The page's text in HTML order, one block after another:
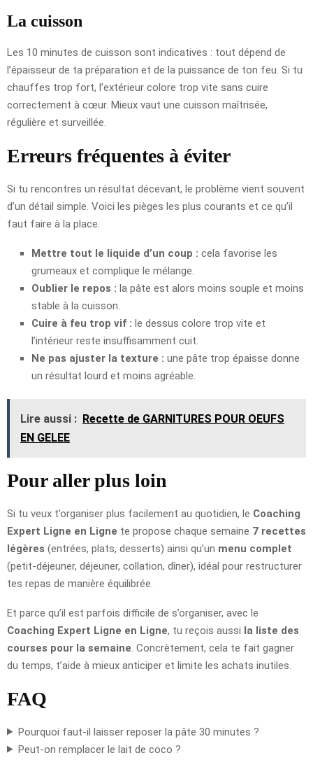
La cuisson
Les 10 minutes de cuisson sont indicatives : tout dépend de
l’épaisseur de ta préparation et de la puissance de ton feu. Si tu
chauffes trop fort, l’extérieur colore trop vite sans cuire
correctement à cœur. Mieux vaut une cuisson maîtrisée,
régulière et surveillée.
Erreurs fréquentes à éviter
Si tu rencontres un résultat décevant, le problème vient souvent
d’un détail simple. Voici les pièges les plus courants et ce qu’il
faut faire à la place.
Mettre tout le liquide d’un coup : cela favorise les
grumeaux et complique le mélange.
Oublier le repos : la pâte est alors moins souple et moins
stable à la cuisson.
Cuire à feu trop vif : le dessus colore trop vite et
l’intérieur reste insuffisamment cuit.
Ne pas ajuster la texture : une pâte trop épaisse donne
un résultat lourd et moins agréable.
Lire aussi : Recette de GARNITURES POUR OEUFS
EN GELEE
Pour aller plus loin
Si tu veux t’organiser plus facilement au quotidien, le Coaching
Expert Ligne en Ligne te propose chaque semaine 7 recettes
légères (entrées, plats, desserts) ainsi qu’un menu complet
(petit-déjeuner, déjeuner, collation, dîner), idéal pour restructurer
tes repas de manière équilibrée.
Et parce qu’il est parfois difficile de s’organiser, avec le
Coaching Expert Ligne en Ligne, tu reçois aussi la liste des
courses pour la semaine . Concrètement, cela te fait gagner
du temps, t’aide à mieux anticiper et limite les achats inutiles.
FAQ
Pourquoi faut-il laisser reposer la pâte 30 minutes ?
Peut-on remplacer le lait de coco ?